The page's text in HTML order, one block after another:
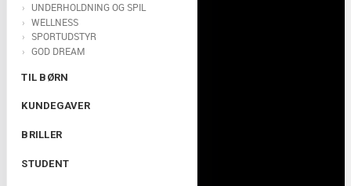
UNDERHOLDNING OG SPIL
WELLNESS
SPORTUDSTYR
GOD DREAM
TIL BØRN
KUNDEGAVER
BRILLER
STUDENT